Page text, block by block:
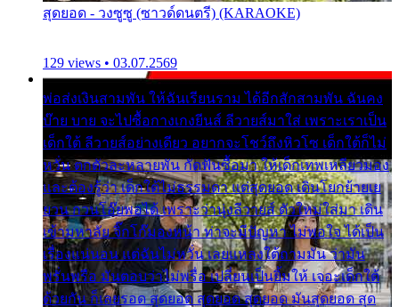
สุดยอด - วงซูซู (ซาวด์ดนตรี) (KARAOKE)
129 views • 03.07.2569
พ่อส่งเงินสามพัน ให้ฉันเรียนราม ได้อีกสักสามพัน ฉันคง
บ๊าย บาย จะไปซื้อกางเกงยีนส์ ลีวายส์มาใส่ เพราะเราเป็น
เด็กใต้ ลีวายส์อย่างเดียว อยากจะโชว์ถึงหิวโซ เด็กใต้ก็ไม่
หวั่น ตกตัวละหลายพัน กัดฟันซื้อมา ให้เด็กเทพเหลียวมอง
และต้องรู้ว่า เด็กใต้ไม่ธรรมดา แต่สุดยอด เดินโยกย้ายเย
ยวน กวนโอ๊ยพอได้ เพราะว่านุ่งลีวายส์ ตัวใหม่ใส่มา เดิน
เข้ามหาลัย จิ๊กโก๊มองหน้า ท่าจะมีปัญหา ไม่พอใจ ได้เป็น
เรื่องแน่นอน แต่ฉันไม่หวั่น เลยแหลงใต้ถามมัน ว่ามัน
พรั่นพรือ มันตอบว่าไม่พรื่อ เปลี่ยนเป็นยิ้มให้ เจอะเด็กใต้
ด้วยกัน ก็เลยรอด สุดยอด สุดยอด สุดยอด มันสุดยอด สุด